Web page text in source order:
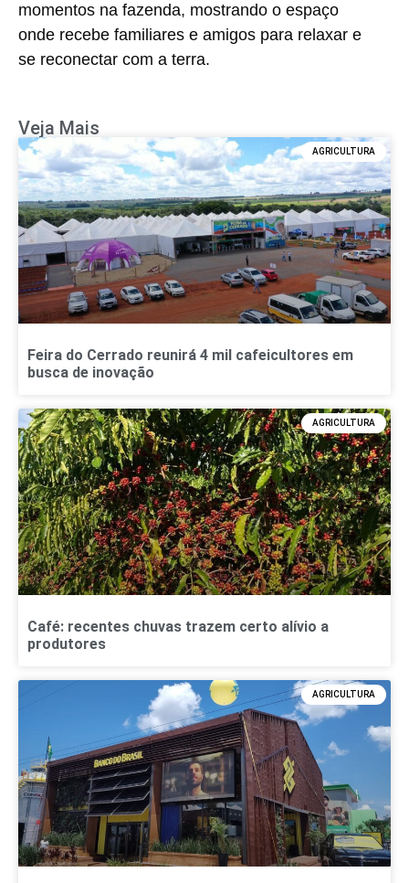
momentos na fazenda, mostrando o espaço
onde recebe familiares e amigos para relaxar e
se reconectar com a terra.
Veja Mais
AGRICULTURA
Feira do Cerrado reunirá 4 mil cafeicultores em
busca de inovação
AGRICULTURA
Café: recentes chuvas trazem certo alívio a
produtores
AGRICULTURA